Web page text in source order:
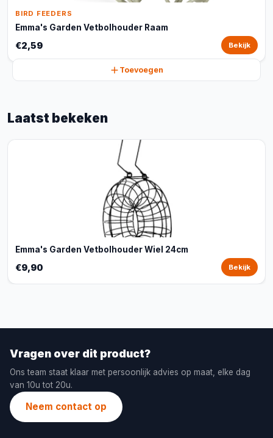
BIRD FEEDERS
Emma's Garden Vetbolhouder Raam
€2,59 Bekijk
Toevoegen
Laatst bekeken
Emma's Garden Vetbolhouder Wiel 24cm
€9,90 Bekijk
Vragen over dit product?
Ons team staat klaar met persoonlijk advies op maat, elke dag
van 10u tot 20u.
Neem contact op